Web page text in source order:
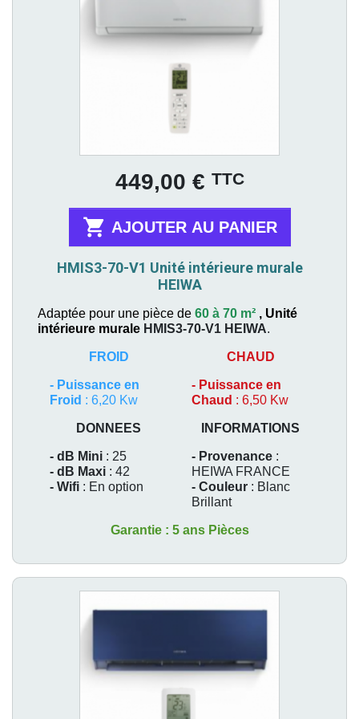
449,00 € TTC
 AJOUTER AU PANIER
HMIS3-70-V1 Unité intérieure murale
HEIWA
Adaptée pour une pièce de 60 à 70 m² , Unité
intérieure murale HMIS3-70-V1 HEIWA.
FROID
- Puissance en
Froid : 6,20 Kw
CHAUD
- Puissance en
Chaud : 6,50 Kw
DONNEES
- dB Mini : 25
- dB Maxi : 42
- Wifi : En option
INFORMATIONS
- Provenance :
HEIWA FRANCE
- Couleur : Blanc
Brillant
Garantie : 5 ans Pièces